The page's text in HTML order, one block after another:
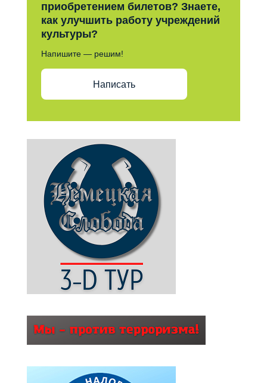
приобретением билетов? Знаете,
как улучшить работу учреждений
культуры?
Напишите — решим!
Написать